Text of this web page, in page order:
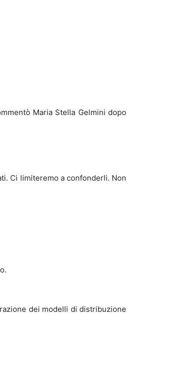
Maria Stella Gelmini dopo
Ci limiteremo a confonderli. Non
dei modelli di distribuzione